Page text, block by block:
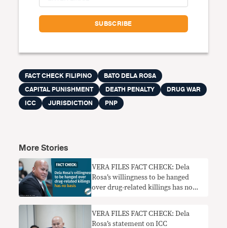
FACT CHECK FILIPINO
BATO DELA ROSA
CAPITAL PUNISHMENT
DEATH PENALTY
DRUG WAR
ICC
JURISDICTION PNP
More Stories
VERA FILES FACT CHECK: Dela
Rosa’s willingness to be hanged
over drug-related killings has no
VERA FILES FACT CHECK: Dela
Rosa’s statement on ICC